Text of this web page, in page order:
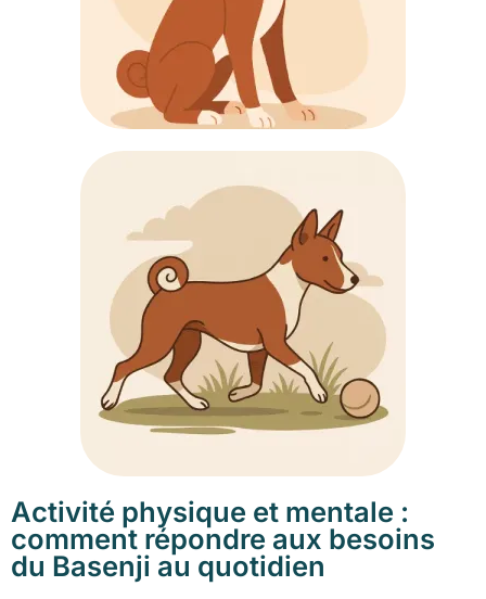
Activité physique et mentale :
comment répondre aux besoins
du Basenji au quotidien